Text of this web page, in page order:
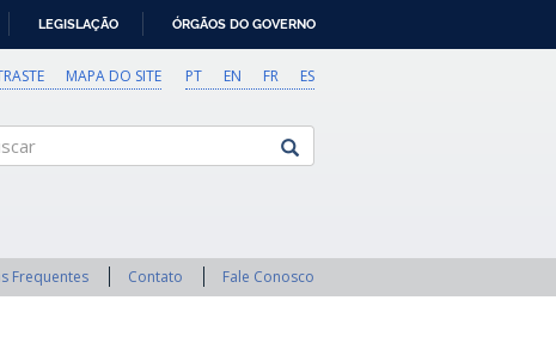
LEGISLAÇÃO ÓRGÃOS DO GOVERNO
PT EN FR ES
MAPA DO SITE
Frequentes Contato Fale Conosco